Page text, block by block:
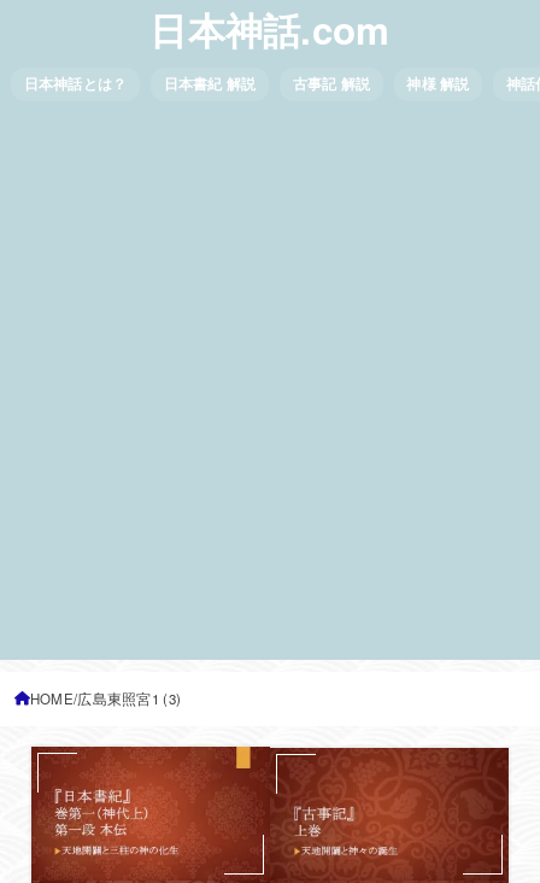
日本神話.com
日本神話とは？ 日本書紀 解説 古事記 解説 神様 解説 神話
HOME 広島東照宮1 (3)